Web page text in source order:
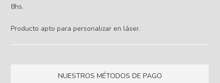
8hs.
Producto apto para personalizar en láser.
NUESTROS MÉTODOS DE PAGO